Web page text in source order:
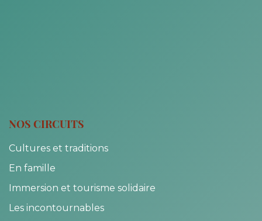
NOS CIRCUITS
Cultures et traditions
En famille
Immersion et tourisme solidaire
Les incontournables